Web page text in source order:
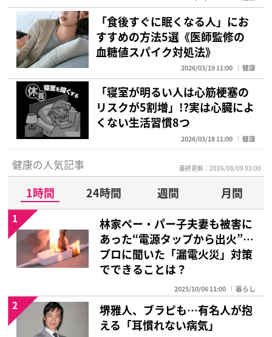
「食後すぐに眠くなる人」にお
すすめの方法5選《医師監修の
血糖値スパイク対処法》
2026/03/19 11:00 健康
「寝室が明るい人は心筋梗塞の
リスクが5割増」!?実は心臓によ
くない生活習慣8つ
2026/03/18 11:00 健康
健康の人気記事 最終更新：2026/08/09 03:00
1時間 24時間 週間
月間
林家ペー・パー子夫妻も被害に
あった“電源タップから出火”…
プロに聞いた「漏電火災」対策
でできることは？
2025/10/06 11:00 暮らし
1
堺雅人、ブラピも…有名人が抱
える「耳慣れない病気」
2